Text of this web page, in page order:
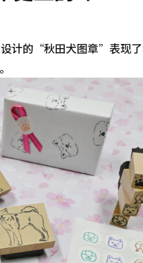
计的“秋田犬图章”表现